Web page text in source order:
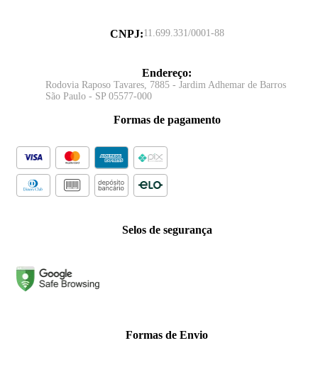
CNPJ:11.699.331/0001-88
Endereço:
Rodovia Raposo Tavares, 7885 - Jardim Adhemar de Barros
São Paulo - SP 05577-000
Formas de pagamento
Selos de segurança
Formas de Envio